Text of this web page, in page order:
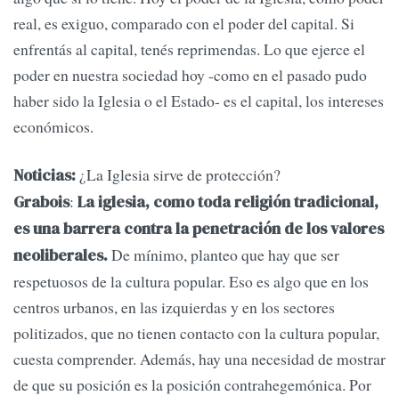
real, es exiguo, comparado con el poder del capital. Si
enfrentás al capital, tenés reprimendas. Lo que ejerce el
poder en nuestra sociedad hoy -como en el pasado pudo
haber sido la Iglesia o el Estado- es el capital, los intereses
económicos.
Noticias: ¿La Iglesia sirve de protección?
Grabois: La iglesia, como toda religión tradicional,
es una barrera contra la penetración de los valores
neoliberales.De mínimo, planteo que hay que ser
respetuosos de la cultura popular. Eso es algo que en los
centros urbanos, en las izquierdas y en los sectores
politizados, que no tienen contacto con la cultura popular,
cuesta comprender. Además, hay una necesidad de mostrar
de que su posición es la posición contrahegemónica. Por